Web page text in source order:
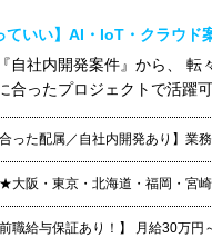
ていい】AI・IoT・クラウ
社内開発案件』から、 転
合ったプロジェクトで活躍
合った配属／自社内開発あり】
阪・東京・北海道・福岡・宮
前職給与保証あり！】 月給30万